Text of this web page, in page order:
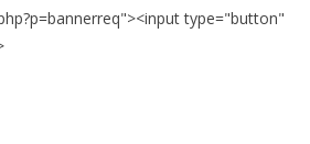
type="button"